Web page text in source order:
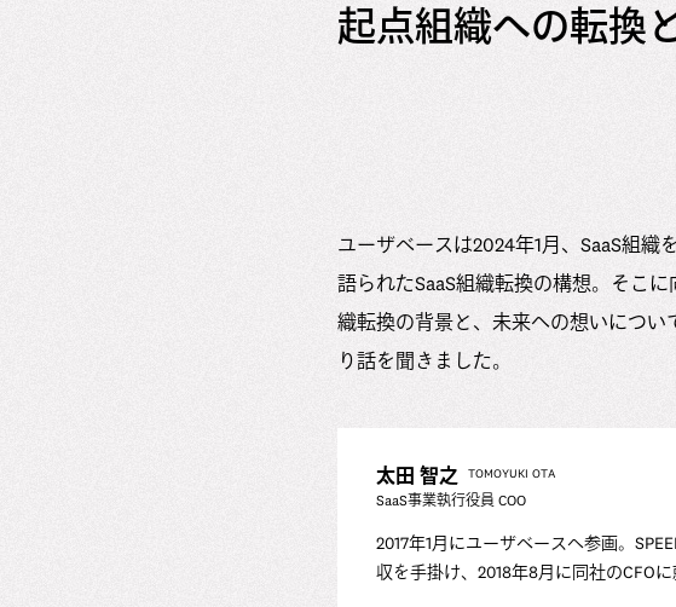
起点組織への転換
ユーザベースは2024年1月、SaaS組
語られたSaaS組織転換の構想。そこ
織転換の背景と、未来への想いについ
り話を聞きました。
太田 智之 TOMOYUKI OTA
SaaS事業執行役員 COO
2017年1月にユーザベースへ参画。
収を手掛け、2018年8月に同社のCFO